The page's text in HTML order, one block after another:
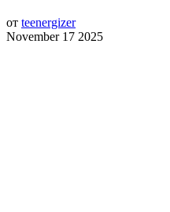
от teenergizer
November 17 2025